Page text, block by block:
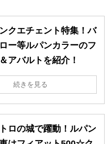
クエチェント特集！バ
ー等ルパンカラーのフ
アバルトを紹介！
続きを見る
ロの城で躍動！ルパン